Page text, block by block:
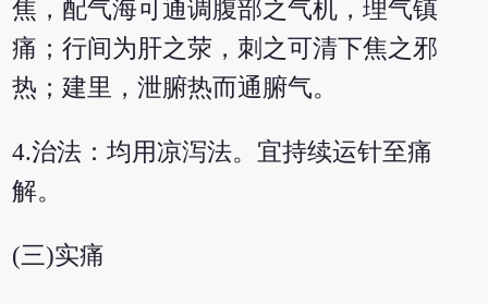
焦，配气海可通调腹部之气机，理气镇
痛；行间为肝之荥，刺之可清下焦之邪
热；建里，泄腑热而通腑气。
4.治法：均用凉泻法。宜持续运针至痛
解。
(三)实痛